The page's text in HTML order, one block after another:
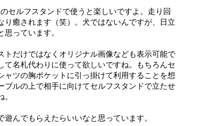
セルフスタンドで使うと楽しいですよ。走り回
癒されます（笑）。犬ではないんですが、日立
っています。
だけではなくオリジナル画像なども表示可能で
名札代わりに使って欲しいですね。もちろんセ
ツの胸ポケットに引っ掛けて利用することを想
ルの上で相手に向けてセルフスタンドで立たせ
んでもらえたらいいなと思っています。